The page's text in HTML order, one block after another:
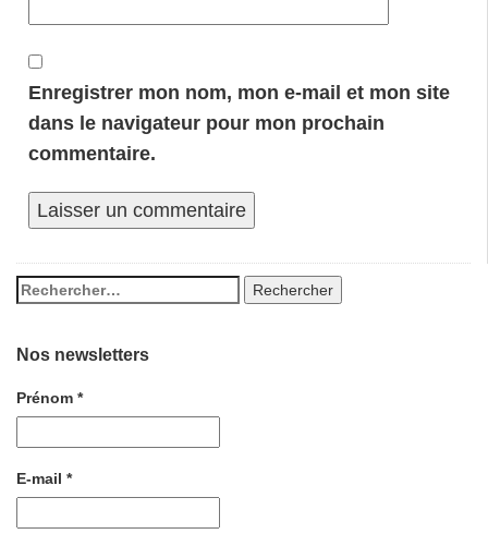
Enregistrer mon nom, mon e-mail et mon site
dans le navigateur pour mon prochain
commentaire.
Nos newsletters
Prénom *
E-mail *